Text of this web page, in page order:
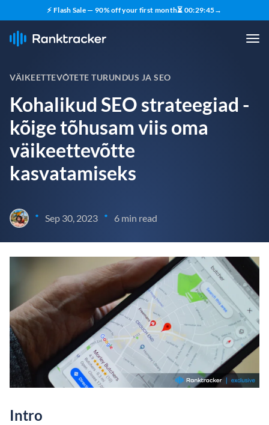
⚡ Flash Sale — 90% off your first month⏳ 00:29:44→
VÄIKEETTEVÕTETE TURUNDUS JA SEO
Kohalikud SEO strateegiad -
kõige tõhusam viis oma
väikeettevõtte
kasvatamiseks
• Sep 30, 2023 • 6 min read
Intro